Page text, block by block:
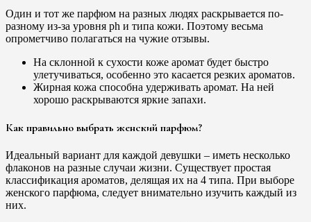
Один и тот же парфюм на разных людях раскрывается по-
разному из-за уровня ph и типа кожи. Поэтому весьма
опрометчиво полагаться на чужие отзывы.
На склонной к сухости коже аромат будет быстро
улетучиваться, особенно это касается резких ароматов.
Жирная кожа способна удерживать аромат. На ней
хорошо раскрываются яркие запахи.
Как правильно выбрать женский парфюм?
Идеальный вариант для каждой девушки – иметь несколько
флаконов на разные случаи жизни. Существует простая
классификация ароматов, делящая их на 4 типа. При выборе
женского парфюма, следует внимательно изучить каждый из
них.